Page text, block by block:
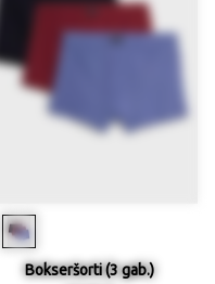
Bokseršorti (3 gab.)